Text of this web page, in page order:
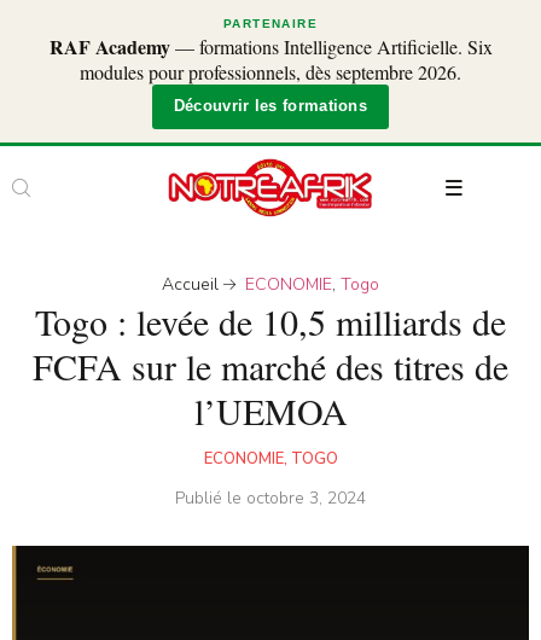
PARTENAIRE
RAF Academy— formations Intelligence Artificielle. Six
modules pour professionnels, dès septembre 2026.
Découvrir les formations
Accueil ECONOMIE,Togo
Togo : levée de 10,5 milliards de
FCFA sur le marché des titres de
l’UEMOA
ECONOMIE, TOGO
Publié le octobre 3, 2024